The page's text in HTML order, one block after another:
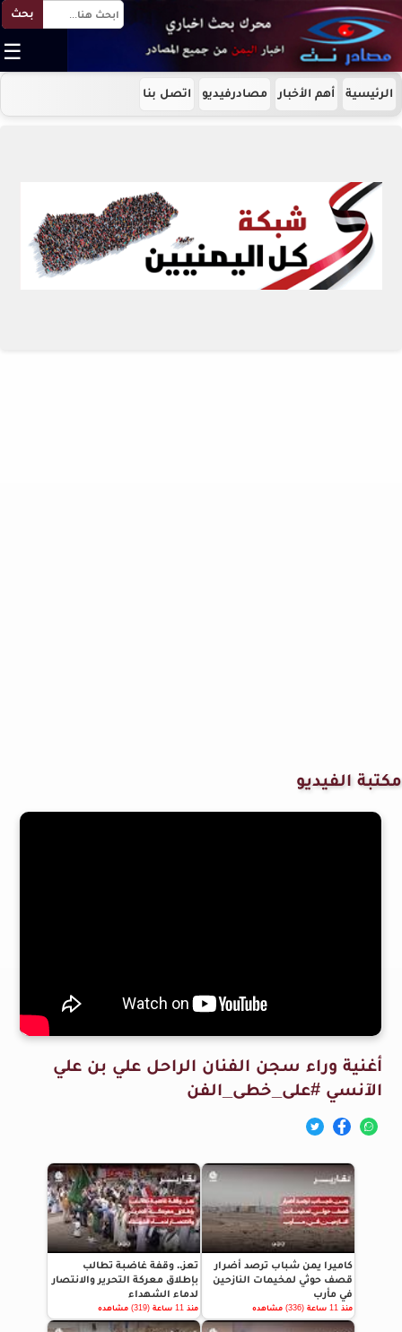
بحث
☰
الرئيسية أهم الأخبار مصادرفيديو اتصل بنا
مكتبة الفيديو
أغنية وراء سجن الفنان الراحل علي بن علي
الآنسي #على_خطى_الفن
كاميرا يمن شباب ترصد أضرار
قصف حوثي لمخيمات النازحين
في مأرب
منذ 11 ساعة (336) مشاهده
تعز.. وقفة غاضبة تطالب
بإطلاق معركة التحرير والانتصار
لدماء الشهداء
منذ 11 ساعة (319) مشاهده